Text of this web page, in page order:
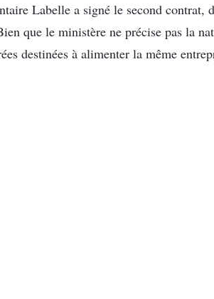
Labelle a signé le second contrat,
que le ministère ne précise pas la
destinées à alimenter la même